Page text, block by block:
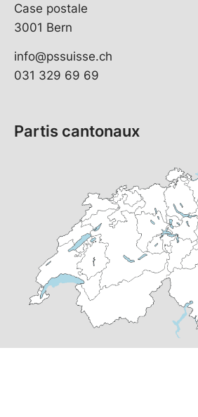
Case postale
3001 Bern
info@pssuisse.ch
031 329 69 69
Partis cantonaux